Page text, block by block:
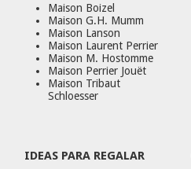
Maison Boizel
Maison G.H. Mumm
Maison Lanson
Maison Laurent Perrier
Maison M. Hostomme
Maison Perrier Jouët
Maison Tribaut
Schloesser
IDEAS PARA REGALAR